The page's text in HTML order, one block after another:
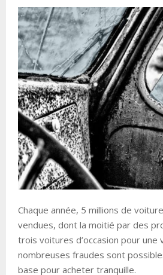
Chaque année, 5 millions de
vendues, dont la moitié par des
trois voitures d’occasion pour une
nombreuses fraudes sont
base pour acheter tranquille.